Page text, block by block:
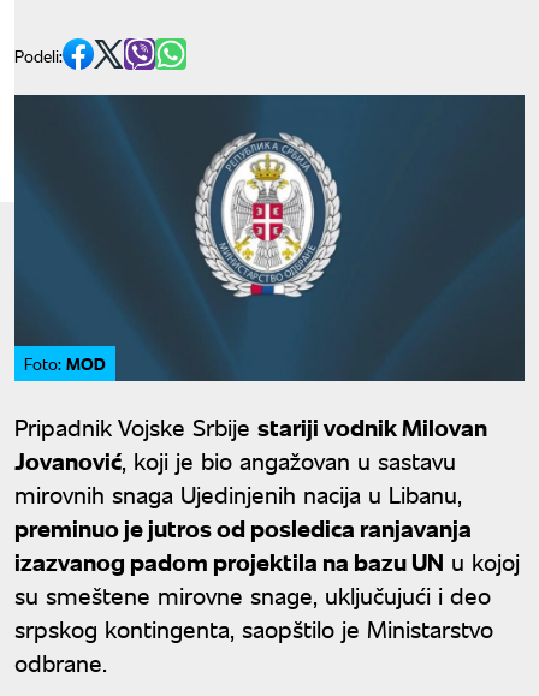
Podeli:
Foto: MOD
Pripadnik Vojske Srbije stariji vodnik Milovan
Jovanović, koji je bio angažovan u sastavu
mirovnih snaga Ujedinjenih nacija u Libanu,
preminuo je jutros od posledica ranjavanja
izazvanog padom projektila na bazu UN u kojoj
su smeštene mirovne snage, uključujući i deo
srpskog kontingenta, saopštilo je Ministarstvo
odbrane.